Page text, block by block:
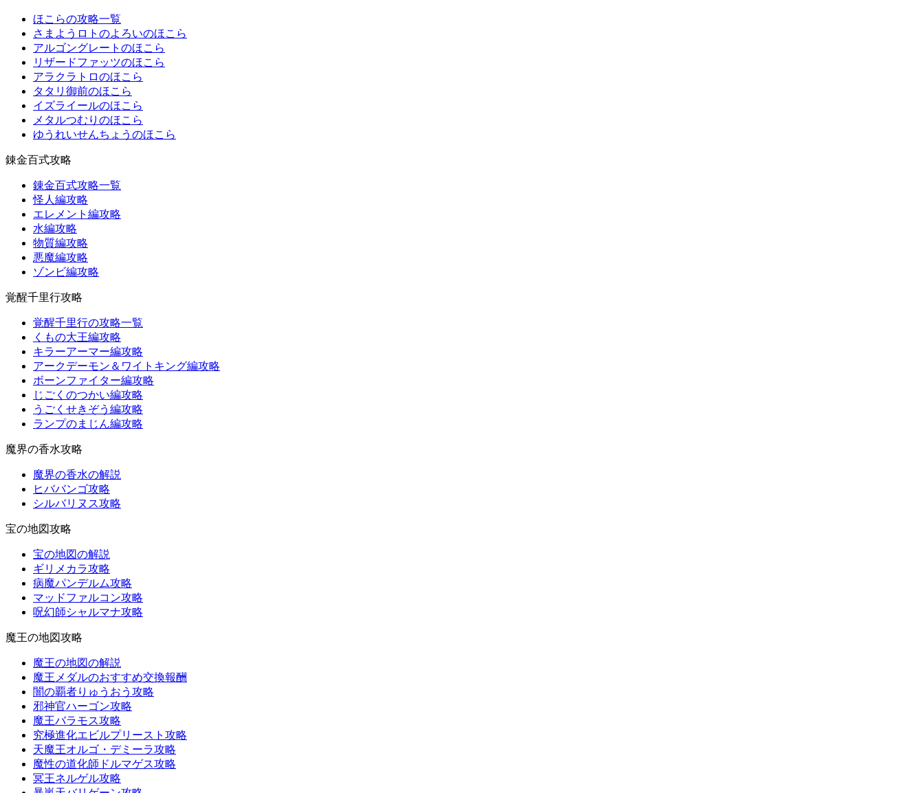
ほこらの攻略一覧
さまようロトのよろいのほこら
アルゴングレートのほこら
リザードファッツのほこら
アラクラトロのほこら
タタリ御前のほこら
イズライールのほこら
メタルつむりのほこら
ゆうれいせんちょうのほこら
錬金百式攻略
錬金百式攻略一覧
怪人編攻略
エレメント編攻略
水編攻略
物質編攻略
悪魔編攻略
ゾンビ編攻略
覚醒千里行攻略
覚醒千里行の攻略一覧
くもの大王編攻略
キラーアーマー編攻略
アークデーモン＆ワイトキング編攻略
ボーンファイター編攻略
じごくのつかい編攻略
うごくせきぞう編攻略
ランプのまじん編攻略
魔界の香水攻略
魔界の香水の解説
ヒババンゴ攻略
シルバリヌス攻略
宝の地図攻略
宝の地図の解説
ギリメカラ攻略
病魔パンデルム攻略
マッドファルコン攻略
呪幻師シャルマナ攻略
魔王の地図攻略
魔王の地図の解説
魔王メダルのおすすめ交換報酬
闇の覇者りゅうおう攻略
邪神官ハーゴン攻略
魔王バラモス攻略
究極進化エビルプリースト攻略
天魔王オルゴ・デミーラ攻略
魔性の道化師ドルマゲス攻略
冥王ネルゲル攻略